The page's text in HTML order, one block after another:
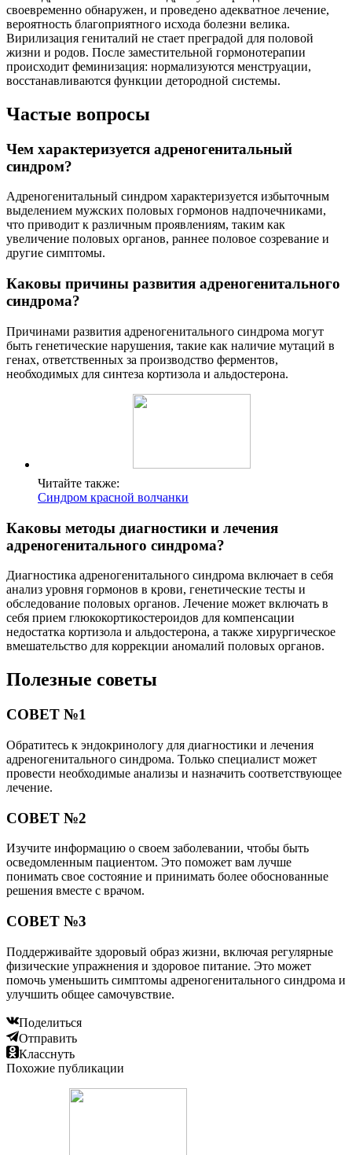
своевременно обнаружен, и проведено адекватное лечение,
вероятность благоприятного исхода болезни велика.
Вирилизация гениталий не стает преградой для половой
жизни и родов. После заместительной гормонотерапии
происходит феминизация: нормализуются менструации,
восстанавливаются функции детородной системы.
Частые вопросы
Чем характеризуется адреногенитальный
синдром?
Адреногенитальный синдром характеризуется избыточным
выделением мужских половых гормонов надпочечниками,
что приводит к различным проявлениям, таким как
увеличение половых органов, раннее половое созревание и
другие симптомы.
Каковы причины развития адреногенитального
синдрома?
Причинами развития адреногенитального синдрома могут
быть генетические нарушения, такие как наличие мутаций в
генах, ответственных за производство ферментов,
необходимых для синтеза кортизола и альдостерона.
Читайте также:
Синдром красной волчанки
Каковы методы диагностики и лечения
адреногенитального синдрома?
Диагностика адреногенитального синдрома включает в себя
анализ уровня гормонов в крови, генетические тесты и
обследование половых органов. Лечение может включать в
себя прием глюкокортикостероидов для компенсации
недостатка кортизола и альдостерона, а также хирургическое
вмешательство для коррекции аномалий половых органов.
Полезные советы
СОВЕТ №1
Обратитесь к эндокринологу для диагностики и лечения
адреногенитального синдрома. Только специалист может
провести необходимые анализы и назначить соответствующее
лечение.
СОВЕТ №2
Изучите информацию о своем заболевании, чтобы быть
осведомленным пациентом. Это поможет вам лучше
понимать свое состояние и принимать более обоснованные
решения вместе с врачом.
СОВЕТ №3
Поддерживайте здоровый образ жизни, включая регулярные
физические упражнения и здоровое питание. Это может
помочь уменьшить симптомы адреногенитального синдрома и
улучшить общее самочувствие.
Поделиться
Отправить
Класснуть
Похожие публикации